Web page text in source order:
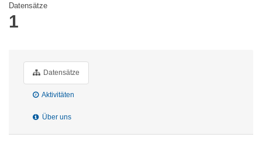
Datensätze
1
Datensätze
Aktivitäten
Über uns